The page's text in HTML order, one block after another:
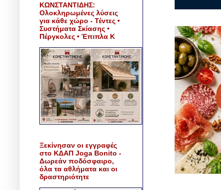
ΚΩΝΣΤΑΝΤΙΔΗΣ:
Ολοκληρωμένες λύσεις
για κάθε χώρο - Τέντες •
Συστήματα Σκίασης •
Πέργκολες • Έπιπλα Κ
Ξεκίνησαν οι εγγραφές
στο ΚΔΑΠ Joga Bonito -
Δωρεάν ποδόσφαιρο,
όλα τα αθλήματα και οι
δραστηριότητε